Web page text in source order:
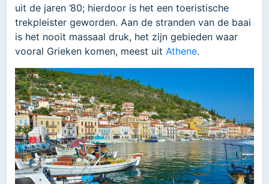
uit de jaren ’80; hierdoor is het een toeristische
trekpleister geworden. Aan de stranden van de baai
is het nooit massaal druk, het zijn gebieden waar
vooral Grieken komen, meest uit Athene.